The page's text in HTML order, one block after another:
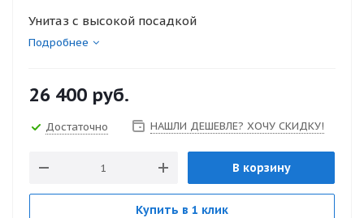
Унитаз с высокой посадкой
Подробнее
26 400 руб.
Достаточно НАШЛИ ДЕШЕВЛЕ? ХОЧУ СКИДКУ!
В корзину
Купить в 1 клик